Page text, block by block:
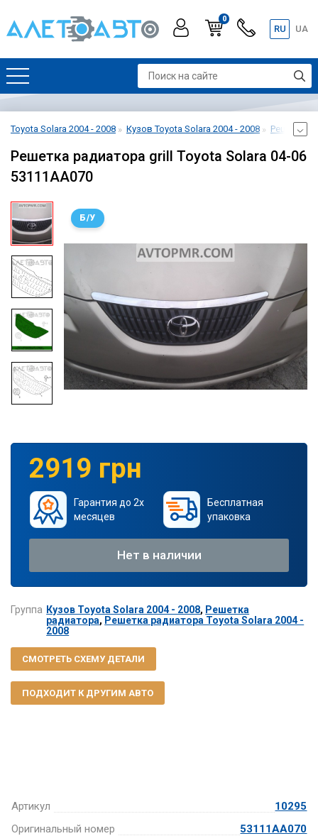
0
RU UA
Toyota Solara 2004 - 2008 Кузов Toyota Solara 2004 - 2008 Решетка
Решетка радиатора grill Toyota Solara 04-06
53111AA070
Б/У
Артикул
10295
Оригинальный номер
53111AA070
2919 грн
Гарантия до 2х
месяцев
Бесплатная
упаковка
Нет в наличии
Группа Кузов Toyota Solara 2004 - 2008, Решетка
радиатора, Решетка радиатора Toyota Solara 2004 -
2008
СМОТРЕТЬ СХЕМУ ДЕТАЛИ
ПОДХОДИТ К ДРУГИМ АВТО